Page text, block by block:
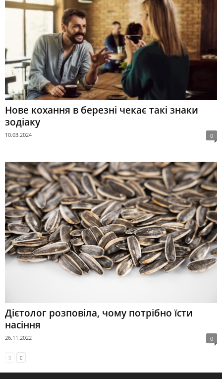
Нове кохання в березні чекає такі знаки
зодіаку
10.03.2024 0
Дієтолог розповіла, чому потрібно їсти
насіння
26.11.2022 0